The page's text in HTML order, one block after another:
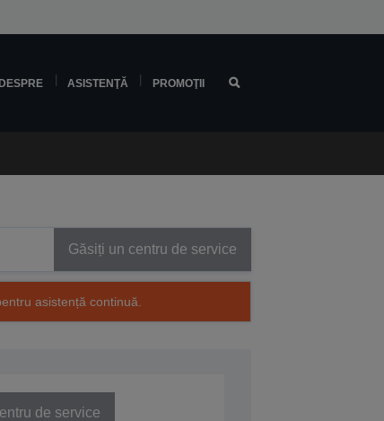
DESPRE ASISTENŢĂ PROMOŢII
Găsiți un centru de service
asistență continuă.
de service